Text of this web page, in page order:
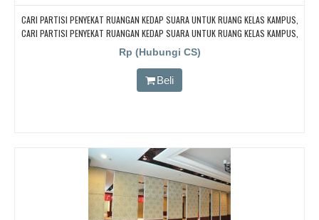
CARI PARTISI PENYEKAT RUANGAN KEDAP SUARA UNTUK RUANG KELAS KAMPUS,
CARI PARTISI PENYEKAT RUANGAN KEDAP SUARA UNTUK RUANG KELAS KAMPUS,
CARI PARTISI PENYEKAT RUANGAN KEDAP SUARA UNTUK RUANG KELAS KAMPUS,
CARI PARTISI PENYEKAT RUANGAN KEDAP SUARA UNTUK RUANG KELAS KAMPUS,
CARI PARTISI PENYEKAT RUANGAN KEDAP SUARA UNTUK RUANG KELAS KAMPUS
Rp (Hubungi CS)
Beli